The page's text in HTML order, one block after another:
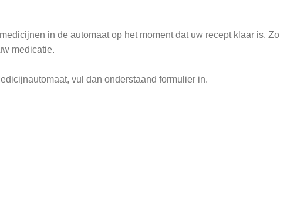
in de automaat op het moment dat uw recept klaar is. Zo
medicatie.
vul dan onderstaand formulier in.